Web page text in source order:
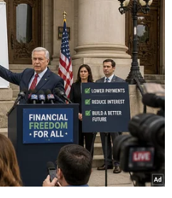
trọng nhất vẫn phải
Quốc hội Thổ Nhĩ Kỳ
mới “đặt một chân”
các nhà lập pháp
trở lại vào ngày